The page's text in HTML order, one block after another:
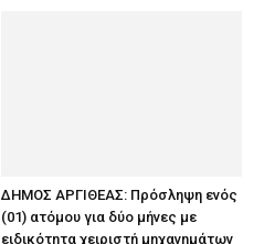
ΔΗΜΟΣ ΑΡΓΙΘΕΑΣ: Πρόσληψη ενός
(01) ατόμου για δύο μήνες με
ειδικότητα χειριστή μηχανημάτων